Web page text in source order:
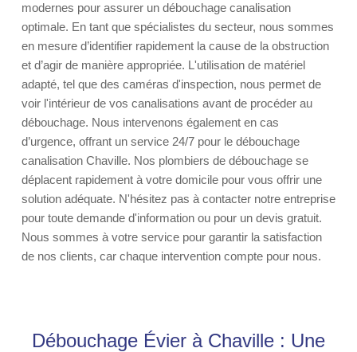
modernes pour assurer un débouchage canalisation
optimale. En tant que spécialistes du secteur, nous sommes
en mesure d’identifier rapidement la cause de la obstruction
et d’agir de manière appropriée. L'utilisation de matériel
adapté, tel que des caméras d'inspection, nous permet de
voir l'intérieur de vos canalisations avant de procéder au
débouchage. Nous intervenons également en cas
d’urgence, offrant un service 24/7 pour le débouchage
canalisation Chaville. Nos plombiers de débouchage se
déplacent rapidement à votre domicile pour vous offrir une
solution adéquate. N'hésitez pas à contacter notre entreprise
pour toute demande d'information ou pour un devis gratuit.
Nous sommes à votre service pour garantir la satisfaction
de nos clients, car chaque intervention compte pour nous.
Débouchage Évier à Chaville : Une